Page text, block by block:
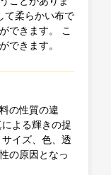
て柔らかい布で
できます。 こ
できます。
の性質の違
よる輝きの捉
イズ、色、透
の原因となっ